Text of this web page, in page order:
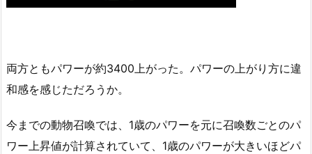
両方ともパワーが約3400上がった。パワーの上がり方に違
和感を感じただろうか。
今までの動物召喚では、1歳のパワーを元に召喚数ごとのパ
ワー上昇値が計算されていて、1歳のパワーが大きいほどパ